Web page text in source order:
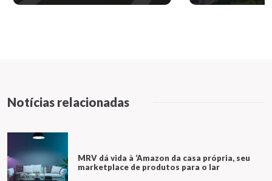
Notícias relacionadas
MRV dá vida à ‘Amazon da casa própria, seu
marketplace de produtos para o lar